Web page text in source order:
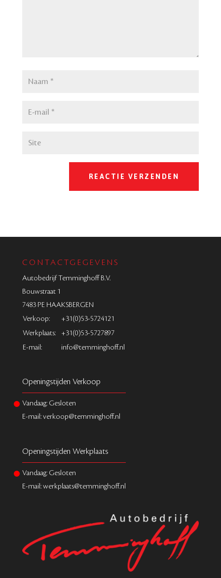
CONTACTGEGEVENS
Autobedrijf Temminghoff B.V.
Bouwstraat 1
7483 PE HAAKSBERGEN
Verkoop:
+31(0)53-5724121
Werkplaats:
+31(0)53-5727897
E-mail:
info@temminghoff.nl
Openingstijden Verkoop
Vandaag: Gesloten
E-mail: verkoop@temminghoff.nl
Openingstijden Werkplaats
Vandaag: Gesloten
E-mail: werkplaats@temminghoff.nl